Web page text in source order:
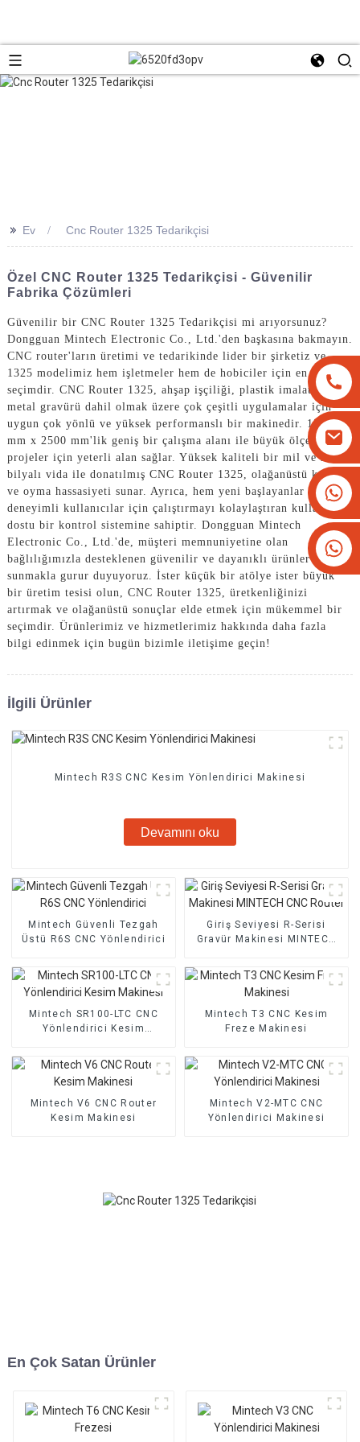
+8613825779334
+16266628193
>> Ev Cnc Router 1325 Tedarikçisi
Özel CNC Router 1325 Tedarikçisi - Güvenilir
Fabrika Çözümleri
Güvenilir bir CNC Router 1325 Tedarikçisi mi arıyorsunuz?
Dongguan Mintech Electronic Co., Ltd.'den başkasına bakmayın.
CNC router'ların üretimi ve tedarikinde lider bir şirketiz ve
1325 modelimiz hem işletmeler hem de hobiciler için en iyi
seçimdir. CNC Router 1325, ahşap işçiliği, plastik imalatı ve
metal gravürü dahil olmak üzere çok çeşitli uygulamalar için
uygun çok yönlü ve yüksek performanslı bir makinedir. 1300
mm x 2500 mm'lik geniş bir çalışma alanı ile büyük ölçekli
projeler için yeterli alan sağlar. Yüksek kaliteli bir mil ve hassas
bilyalı vida ile donatılmış CNC Router 1325, olağanüstü kesme
ve oyma hassasiyeti sunar. Ayrıca, hem yeni başlayanlar hem de
deneyimli kullanıcılar için çalıştırmayı kolaylaştıran kullanıcı
dostu bir kontrol sistemine sahiptir. Dongguan Mintech
Electronic Co., Ltd.'de, müşteri memnuniyetine olan
bağlılığımızla desteklenen güvenilir ve dayanıklı ürünler
sunmakla gurur duyuyoruz. İster küçük bir atölye ister büyük
bir üretim tesisi olun, CNC Router 1325, üretkenliğinizi
artırmak ve olağanüstü sonuçlar elde etmek için mükemmel bir
seçimdir. Ürünlerimiz ve hizmetlerimiz hakkında daha fazla
bilgi edinmek için bugün bizimle iletişime geçin!
İlgili Ürünler
Mintech R3S CNC Kesim Yönlendirici Makinesi
Devamını oku
Mintech Güvenli Tezgah
Üstü R6S CNC Yönlendirici
Giriş Seviyesi R-Serisi
Gravür Makinesi MINTECH
Mintech SR100-LTC CNC
Yönlendirici Kesim
Mintech T3 CNC Kesim
Freze Makinesi
Mintech V6 CNC Router
Kesim Makinesi
Mintech V2-MTC CNC
Yönlendirici Makinesi
En Çok Satan Ürünler